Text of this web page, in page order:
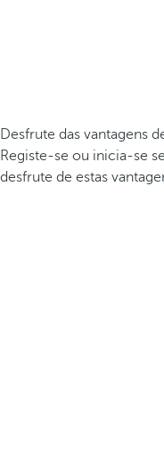
Desfrute das vantagens
Registe-se ou inicia-se
desfrute de estas